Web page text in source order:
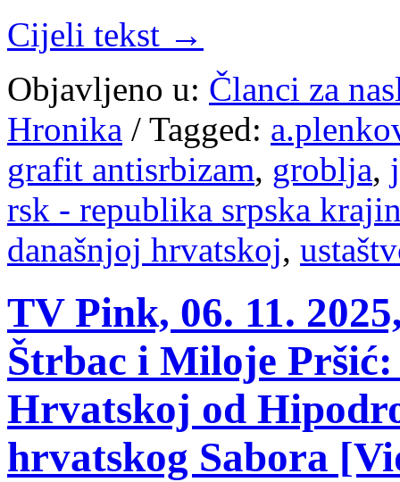
Cijeli tekst →
Objavljeno u: Članci za
Hronika / Tagged:
grafit antisrbizam, groblja,
rsk - republika srpska
današnjoj hrvatskoj,
TV Pink, 06. 11.
Štrbac i Miloje Pršić:
Hrvatskoj od
hrvatskog Sabora